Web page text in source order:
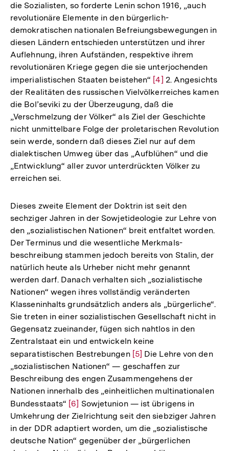
die Sozialisten, so forderte Lenin schon 1916, „auch
revolutionäre Elemente in den bürgerlich-
demokratischen nationalen Befreiungsbewegungen in
diesen Ländern entschieden unterstützen und ihrer
Auflehnung, ihren Aufständen, respektive ihrem
revolutionären Kriege gegen die sie unterjochenden
imperialistischen Staaten beistehen“ Zur
Auflösung
der
Fußnote
[4] 2. Angesichts
der Realitäten des russischen Vielvölkerreiches kamen
die Bol’seviki zu der Überzeugung, daß die
„Verschmelzung der Völker“ als Ziel der Geschichte
nicht unmittelbare Folge der proletarischen Revolution
sein werde, sondern daß dieses Ziel nur auf dem
dialektischen Umweg über das „Aufblühen“ und die
„Entwicklung“ aller zuvor unterdrückten Völker zu
erreichen sei.
Dieses zweite Element der Doktrin ist seit den
sechziger Jahren in der Sowjetideologie zur Lehre von
den „sozialistischen Nationen“ breit entfaltet worden.
Der Terminus und die wesentliche Merkmals-
beschreibung stammen jedoch bereits von Stalin, der
natürlich heute als Urheber nicht mehr genannt
werden darf. Danach verhalten sich „sozialistische
Nationen“ wegen ihres vollständig veränderten
Klasseninhalts grundsätzlich anders als „bürgerliche“.
Sie treten in einer sozialistischen Gesellschaft nicht in
Gegensatz zueinander, fügen sich nahtlos in den
Zentralstaat ein und entwickeln keine
separatistischen Bestrebungen Zur
Auflösung
der
Fußnote
[5] Die Lehre von den
„sozialistischen Nationen“ — geschaffen zur
Beschreibung des engen Zusammengehens der
Nationen innerhalb des „einheitlichen multinationalen
Bundesstaats“ Zur
Auflösung
der
Fußnote
[6] Sowjetunion — ist übrigens in
Umkehrung der Zielrichtung seit den siebziger Jahren
in der DDR adaptiert worden, um die „sozialistische
deutsche Nation“ gegenüber der „bürgerlichen